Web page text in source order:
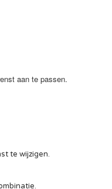
aan te passen.
te wijzigen.